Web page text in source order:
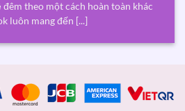
đêm theo một cách hoàn toàn khác
luôn mang đến [...]